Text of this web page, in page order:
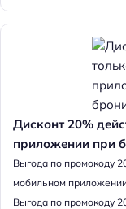
Дисконт 20%
приложении при
Выгода по промокоду
мобильном
Выгода по промокоду